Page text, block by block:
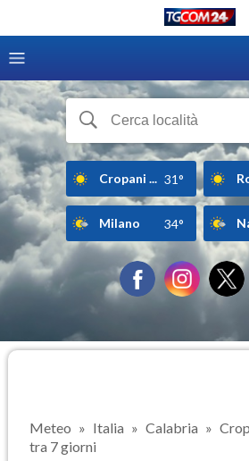
Cropani ... 31°
Milano 34°
Meteo Italia Calabria
tra 7 giorni